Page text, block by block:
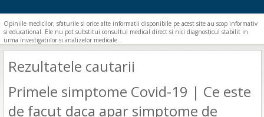
Opiniile medicilor, sfaturile si orice alte informatii disponibile pe acest site au scop informativ
si educational. Ele nu pot substitui consultul medical direct si nici diagnosticul stabilit in
urma investigatiilor si analizelor medicale.
Rezultatele cautarii
Primele simptome Covid-19 | Ce este
de facut daca apar simptome de